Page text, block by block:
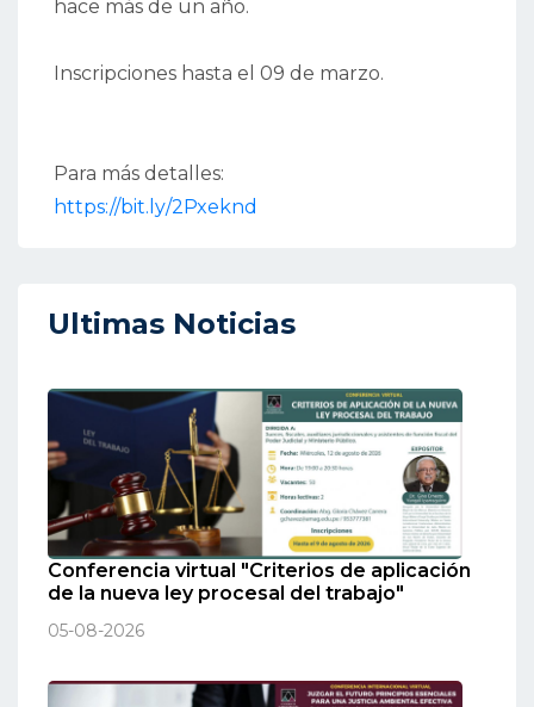
hace más de un año.
Inscripciones hasta el 09 de marzo.
Para más detalles:
https://bit.ly/2Pxeknd
Ultimas Noticias
Conferencia virtual "Criterios de aplicación
de la nueva ley procesal del trabajo"
05-08-2026